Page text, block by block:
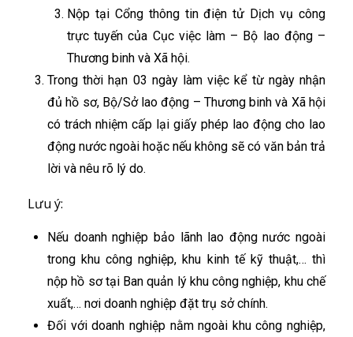
Nộp tại Cổng thông tin điện tử Dịch vụ công
trực tuyến của Cục việc làm – Bộ lao động –
Thương binh và Xã hội.
Trong thời hạn 03 ngày làm việc kể từ ngày nhận
đủ hồ sơ, Bộ/Sở lao động – Thương binh và Xã hội
có trách nhiệm cấp lại giấy phép lao động cho lao
động nước ngoài hoặc nếu không sẽ có văn bản trả
lời và nêu rõ lý do.
Lưu ý:
Nếu doanh nghiệp bảo lãnh lao động nước ngoài
trong khu công nghiệp, khu kinh tế kỹ thuật,… thì
nộp hồ sơ tại Ban quản lý khu công nghiệp, khu chế
xuất,… nơi doanh nghiệp đặt trụ sở chính.
Đối với doanh nghiệp nằm ngoài khu công nghiệp,